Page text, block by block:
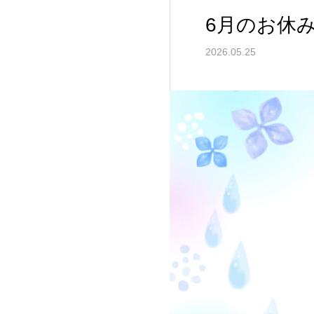
6月のお休
2026.05.25